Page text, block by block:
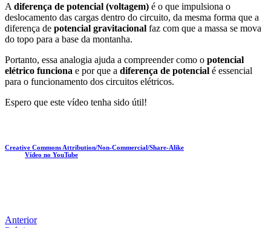
A diferença de potencial (voltagem) é o que impulsiona o
deslocamento das cargas dentro do circuito, da mesma forma que a
diferença de potencial gravitacional faz com que a massa se mova
do topo para a base da montanha.
Portanto, essa analogia ajuda a compreender como o potencial
elétrico funciona e por que a diferença de potencial é essencial
para o funcionamento dos circuitos elétricos.
Espero que este vídeo tenha sido útil!
Creative Commons Attribution/Non-Commercial/Share-Alike
Vídeo no YouTube
Anterior